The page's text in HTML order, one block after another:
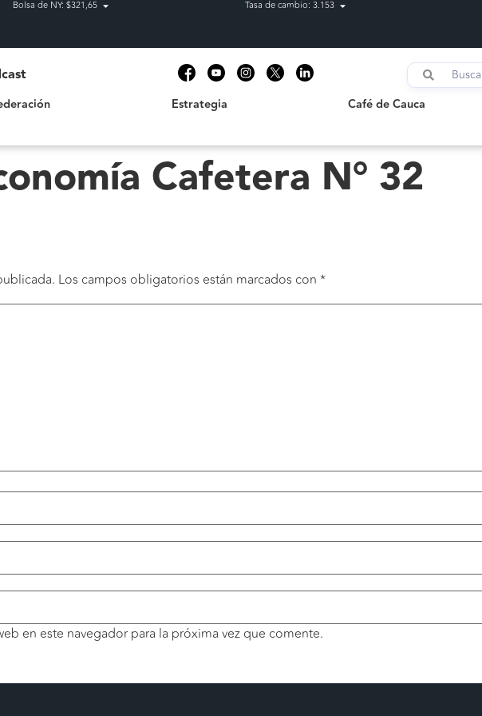
Bolsa de NY: $321,65 Tasa de cambio: 3.153
Estrategia Café de Cauca
Cafetera N° 32
Los campos obligatorios están marcados con *
en este navegador para la próxima vez que comente.